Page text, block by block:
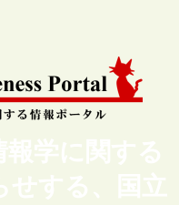
報学に関する
せする、国立